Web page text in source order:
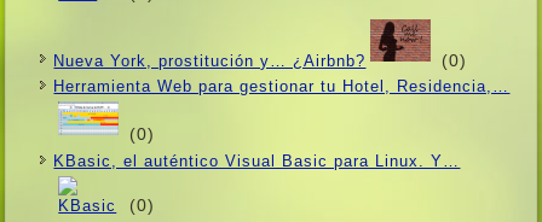
Nueva York, prostitución y… ¿Airbnb? (0)
Herramienta Web para gestionar tu Hotel, Residencia,…
(0)
KBasic, el auténtico Visual Basic para Linux. Y…
(0)